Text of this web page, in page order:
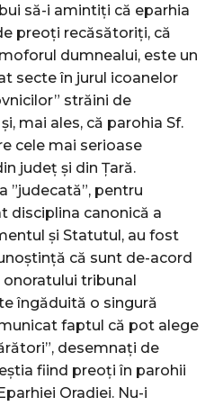
să-i amintiți că eparhia
preoți recăsătoriți, că
dumnealui, este un
secte în jurul icoanelor
străini de
mai ales, că parohia Sf.
cele mai serioase
județ și din Țară.
”judecată”, pentru
disciplina canonică a
și Statutul, au fost
că sunt de-acord
tribunal
îngăduită o singură
faptul că pot alege
desemnați de
fiind preoți în parohii
Oradiei. Nu-i